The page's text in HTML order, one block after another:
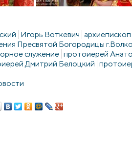
Игорь Воткевич
Пресвятой Богородицы
служение протоиерей
Дмитрий Белоцкий